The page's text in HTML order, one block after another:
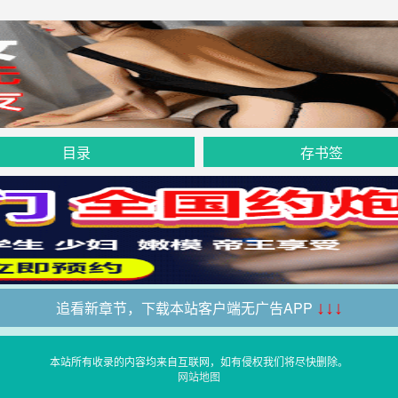
目录 存书签
追看新章节，下载本站客户端无广告APP ↓↓↓
本站所有收录的内容均来自互联网，如有侵权我们将尽快删除。
网站地图